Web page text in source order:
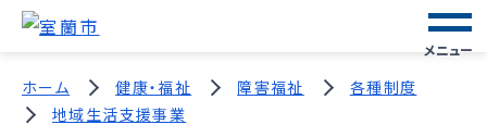
メニュー
ホーム 健康・福祉 障害福祉
各種制度
地域生活支援事業